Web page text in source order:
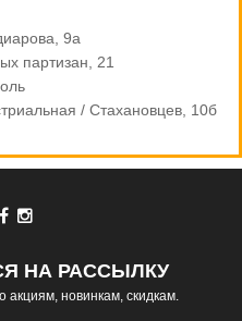
центров компании
9а
партизан, 21
/ Стахановцев, 10б
НА РАССЫЛКУ
новинкам, скидкам.